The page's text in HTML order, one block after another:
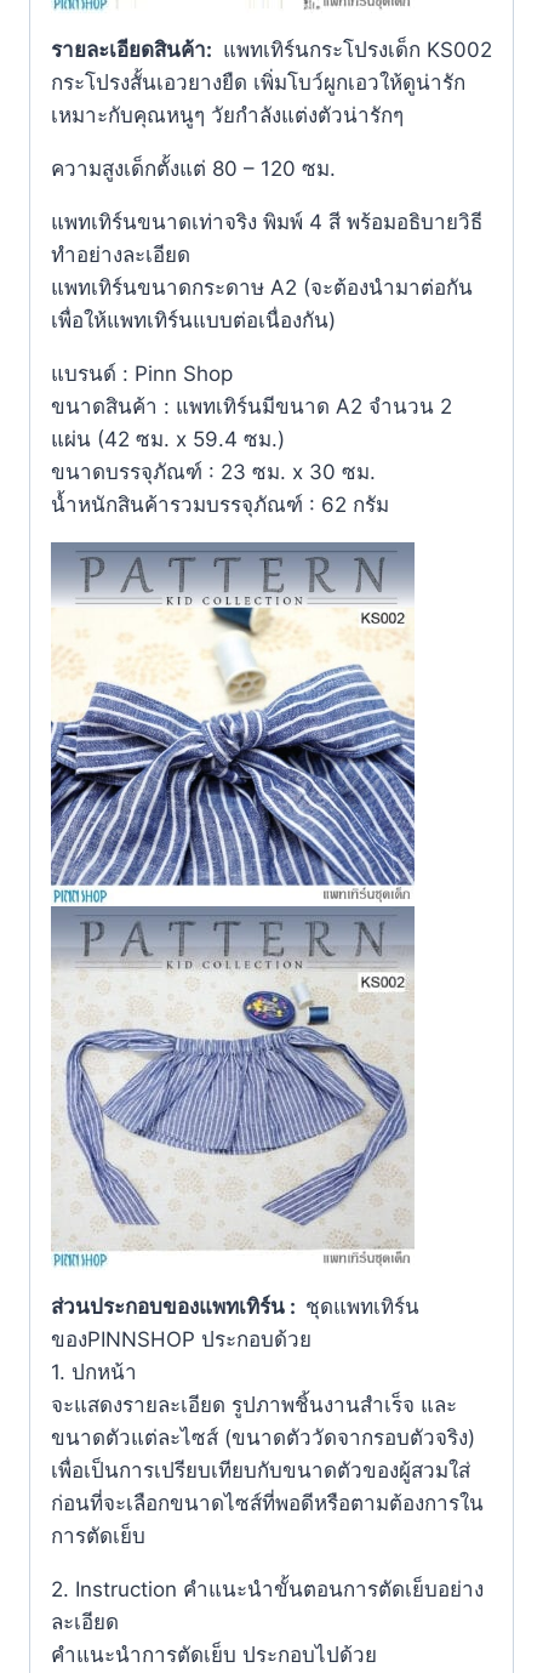
รายละเอียดสินค้า: แพทเทิร์นกระโปรงเด็ก KS002
กระโปรงสั้นเอวยางยืด เพิ่มโบว์ผูกเอวให้ดูน่ารัก
เหมาะกับคุณหนูๆ วัยกำลังแต่งตัวน่ารักๆ
ความสูงเด็กตั้งแต่ 80 – 120 ซม.
แพทเทิร์นขนาดเท่าจริง พิมพ์ 4 สี พร้อมอธิบายวิธี
ทำอย่างละเอียด
แพทเทิร์นขนาดกระดาษ A2 (จะต้องนำมาต่อกัน
เพื่อให้แพทเทิร์นแบบต่อเนื่องกัน)
แบรนด์ : Pinn Shop
ขนาดสินค้า : แพทเทิร์นมีขนาด A2 จำนวน 2
แผ่น (42 ซม. x 59.4 ซม.)
ขนาดบรรจุภัณฑ์ : 23 ซม. x 30 ซม.
น้ำหนักสินค้ารวมบรรจุภัณฑ์ : 62 กรัม
ส่วนประกอบของแพทเทิร์น : ชุดแพทเทิร์น
ของPINNSHOP ประกอบด้วย
1. ปกหน้า
จะแสดงรายละเอียด รูปภาพชิ้นงานสำเร็จ และ
ขนาดตัวแต่ละไซส์ (ขนาดตัววัดจากรอบตัวจริง)
เพื่อเป็นการเปรียบเทียบกับขนาดตัวของผู้สวมใส่
ก่อนที่จะเลือกขนาดไซส์ที่พอดีหรือตามต้องการใน
การตัดเย็บ
2. Instruction คำแนะนำขั้นตอนการตัดเย็บอย่าง
ละเอียด
คำแนะนำการตัดเย็บ ประกอบไปด้วย